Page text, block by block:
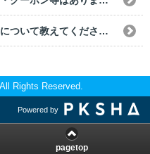
三井のカーシェアーズの超過料金について教えてください。
Rights Reserved.
Powered by
pagetop